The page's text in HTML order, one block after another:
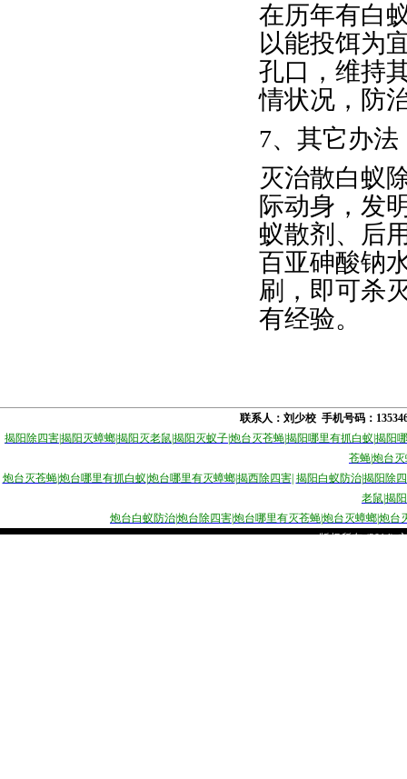
在历年有白
以能投饵为
孔口，维持
情状况，防
7、其它办法
灭治散白蚁
际动身，发
蚁散剂、后
百亚砷酸钠
刷，即可杀
有经验。
联系人：刘少校 手机号码：
揭阳除四害揭阳灭蟑螂揭阳灭老鼠揭阳灭蚁子炮台灭苍蝇揭阳哪里有抓白蚁 揭阳
苍蝇炮台
炮台灭苍蝇|炮台哪里有抓白蚁 炮台哪里有灭蟑螂|揭西除四害| 揭阳白蚁防治|揭阳除
老鼠揭
炮台白蚁防治炮台除四害炮台哪里有灭苍蝇炮台灭蟑螂炮台
版权所有 (2014)